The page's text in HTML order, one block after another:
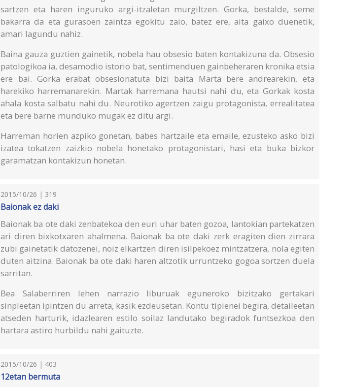
sartzen eta haren inguruko argi-itzaletan murgiltzen. Gorka, bestalde, seme
bakarra da eta gurasoen zaintza egokitu zaio, batez ere, aita gaixo duenetik,
amari lagundu nahiz.
Baina gauza guztien gainetik, nobela hau obsesio baten kontakizuna da. Obsesio
patologikoa ia, desamodio istorio bat, sentimenduen gainbeheraren kronika etsia
ere bai. Gorka erabat obsesionatuta bizi baita Marta bere andrearekin, eta
harekiko harremanarekin. Martak harremana hautsi nahi du, eta Gorkak kosta
ahala kosta salbatu nahi du. Neurotiko agertzen zaigu protagonista, errealitatea
eta bere barne munduko mugak ez ditu argi.
Harreman horien azpiko gonetan, babes hartzaile eta emaile, ezusteko asko bizi
izatea tokatzen zaizkio nobela honetako protagonistari, hasi eta buka bizkor
garamatzan kontakizun honetan.
2015/10/26 | 319
Baionak ez daki
Baionak ba ote daki zenbatekoa den euri uhar baten gozoa, lantokian partekatzen
ari diren bixkotxaren ahalmena. Baionak ba ote daki zerk eragiten dien zirrara
zubi gainetatik datozenei, noiz elkartzen diren isilpekoez mintzatzera, nola egiten
duten aitzina. Baionak ba ote daki haren altzotik urruntzeko gogoa sortzen duela
sarritan.
Bea Salaberriren lehen narrazio liburuak eguneroko bizitzako gertakari
sinpleetan ipintzen du arreta, kasik ezdeusetan. Kontu tipienei begira, detaileetan
atseden harturik, idazlearen estilo soilaz landutako begiradok funtsezkoa den
hartara astiro hurbildu nahi gaituzte.
2015/10/26 | 403
12etan bermuta